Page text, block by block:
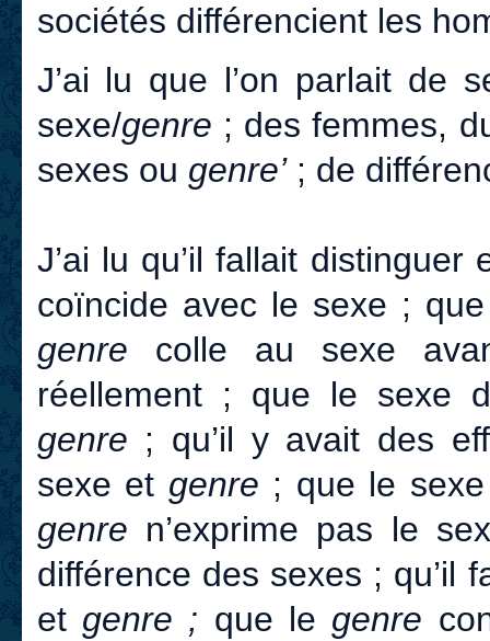
sociétés différencient les
J’ai lu que l’on parlait de
sexe/genre ; des femmes,
sexes ou genre’ ; de
J’ai lu qu’il fallait
coïncide avec le sexe ;
genre colle au sexe
réellement ; que le sexe
genre ; qu’il y avait des
sexe et genre ; que le
genre n’exprime pas le
différence des sexes ; qu’il
et genre ; que le genre